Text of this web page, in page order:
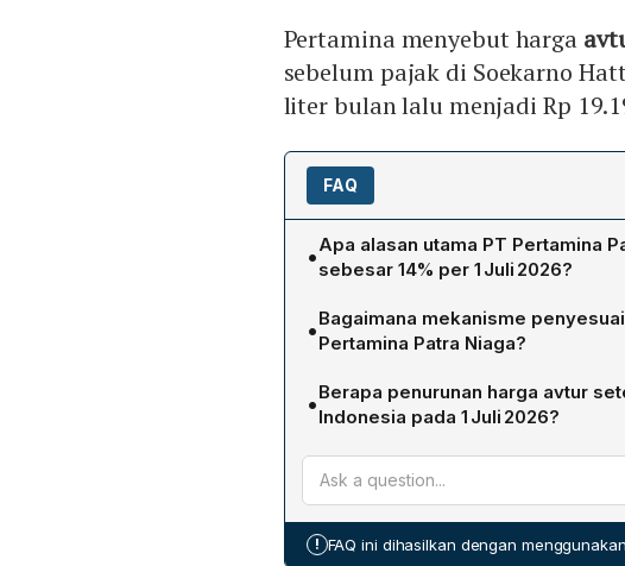
Pertamina menyebut harga
sebelum pajak di Soekarno
liter bulan lalu menjadi Rp
FAQ
•Apa alasan utama PT Pertamina
sebesar 14% per 1 Juli 2026?
Penurunan harga avtur merupakan
pada dinamika harga pasar minyak
beli dan kondisi perekonomian
Corporate Communication Kitty
•Bagaimana mekanisme
Pertamina Patra Niaga?
Penyesuaian dilakukan setiap bulan
publikasi internasional, khususnya
Formula yang ditetapkan regulator
energi global turun, harga avtur
Corporate Secretary Roberth MV.
•Berapa penurunan harga avtur
Indonesia pada 1 Juli 2026?
Di Soekarno‑Hatta harga turun
Rai (DPS) menjadi Rp 22.204 (dari Rp
(dari Rp 25.699). Di Juanda (SUB)
! FAQ ini dihasilkan dengan